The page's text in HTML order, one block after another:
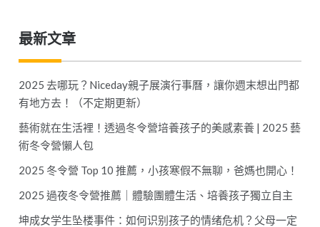
覽
最新文章
2025 去哪玩？Niceday親子展演行事曆，讓你週末想出門都
有地方去！（不定期更新）
藝術就在生活裡！透過冬令營培養孩子的美感素養 | 2025 藝
術冬令營懶人包
2025 冬令營 Top 10 推薦，小孩寒假不無聊，爸媽也開心！
2025 過夜冬令營推薦｜體驗團體生活、培養孩子獨立自主
坤成女学生坠楼事件：如何识别孩子的情绪危机？父母一定